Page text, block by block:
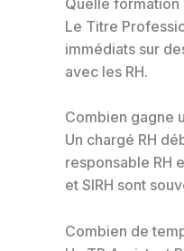
Le Titre
immédiats sur
avec les RH.
Combien gagne
Un chargé RH
responsable RH
et SIRH sont
Combien de